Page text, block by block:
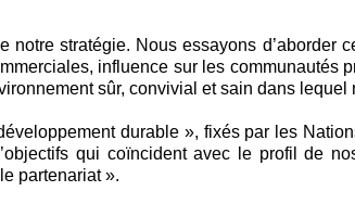
notre stratégie. Nous essayons
influence sur les communautés
sûr, convivial et sain dans
durable », fixés par les
qui coïncident avec le profil de
partenariat ».